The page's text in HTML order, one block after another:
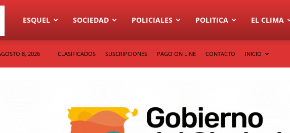
Diario
ESQUEL SOCIEDAD POLICIALES POLITICA EL CLIMA
8, 2026 CLASIFICADOS SUSCRIPCIONES PAGO ON LINE CONTACTO INICIO